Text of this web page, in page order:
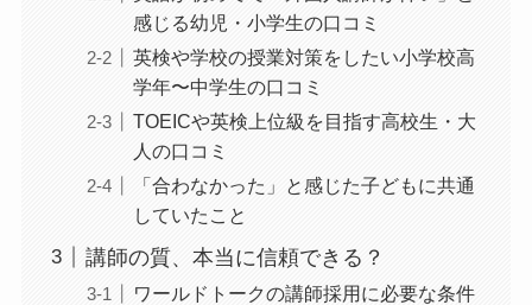
感じる幼児・小学生の口コミ
英検や学校の授業対策をしたい小学校高
学年〜中学生の口コミ
TOEICや英検上位級を目指す高校生・大
人の口コミ
「合わなかった」と感じた子どもに共通
していたこと
講師の質、本当に信頼できる？
ワールドトークの講師採用に必要な条件